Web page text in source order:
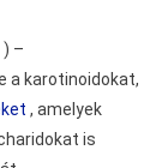
) –
a karotinoidokat,
, amelyek
is